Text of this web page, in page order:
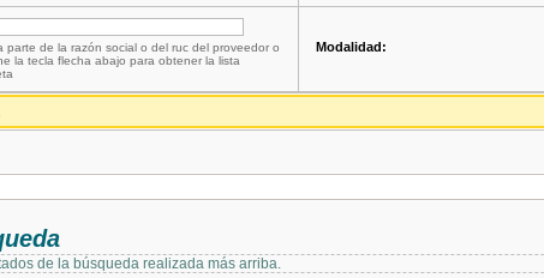
parte de la razón social o del ruc del proveedor o
la tecla flecha abajo para obtener la lista
Modalidad:
de la búsqueda realizada más arriba.